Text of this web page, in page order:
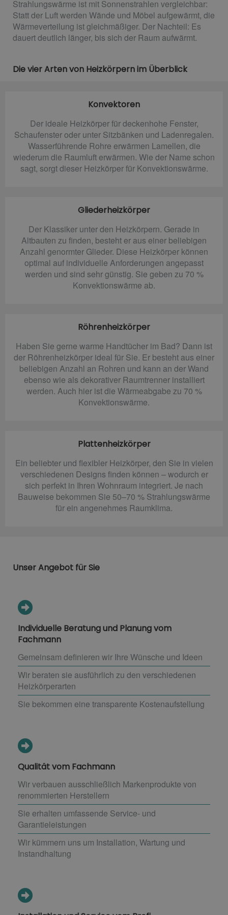
Strahlungswärme ist mit Sonnenstrahlen vergleichbar:
Statt der Luft werden Wände und Möbel aufgewärmt, die
Wärmeverteilung ist gleichmäßiger. Der Nachteil: Es
dauert deutlich länger, bis sich der Raum aufwärmt.
Die vier Arten von Heizkörpern im Überblick
Konvektoren
Der ideale Heizkörper für deckenhohe Fenster,
Schaufenster oder unter Sitzbänken und Ladenregalen.
Wasserführende Rohre erwärmen Lamellen, die
wiederum die Raumluft erwärmen. Wie der Name schon
sagt, sorgt dieser Heizkörper für Konvektionswärme.
Gliederheizkörper
Der Klassiker unter den Heizkörpern. Gerade in
Altbauten zu finden, besteht er aus einer beliebigen
Anzahl genormter Glieder. Diese Heizkörper können
optimal auf individuelle Anforderungen angepasst
werden und sind sehr günstig. Sie geben zu 70 %
Konvektionswärme ab.
Röhrenheizkörper
Haben Sie gerne warme Handtücher im Bad? Dann ist
der Röhrenheizkörper ideal für Sie. Er besteht aus einer
beliebigen Anzahl an Rohren und kann an der Wand
ebenso wie als dekorativer Raumtrenner installiert
werden. Auch hier ist die Wärmeabgabe zu 70 %
Konvektionswärme.
Plattenheizkörper
Ein beliebter und flexibler Heizkörper, den Sie in vielen
verschiedenen Designs finden können – wodurch er
sich perfekt in Ihren Wohnraum integriert. Je nach
Bauweise bekommen Sie 50–70 % Strahlungswärme
für ein angenehmes Raumklima.
Unser Angebot für Sie
Individuelle Beratung und Planung vom
Fachmann
Gemeinsam definieren wir Ihre Wünsche und Ideen
Wir beraten sie ausführlich zu den verschiedenen
Heizkörperarten
Sie bekommen eine transparente Kostenaufstellung
Qualität vom Fachmann
Wir verbauen ausschließlich Markenprodukte von
renommierten Herstellern
Sie erhalten umfassende Service- und
Garantieleistungen
Wir kümmern uns um Installation, Wartung und
Instandhaltung